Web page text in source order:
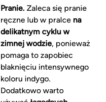
Pranie.Zaleca się pranie
ręczne lub w pralce na
delikatnym cyklu w
zimnej wodzie, ponieważ
pomaga to zapobiec
blaknięciu intensywnego
koloru indygo.
Dodatkowo warto